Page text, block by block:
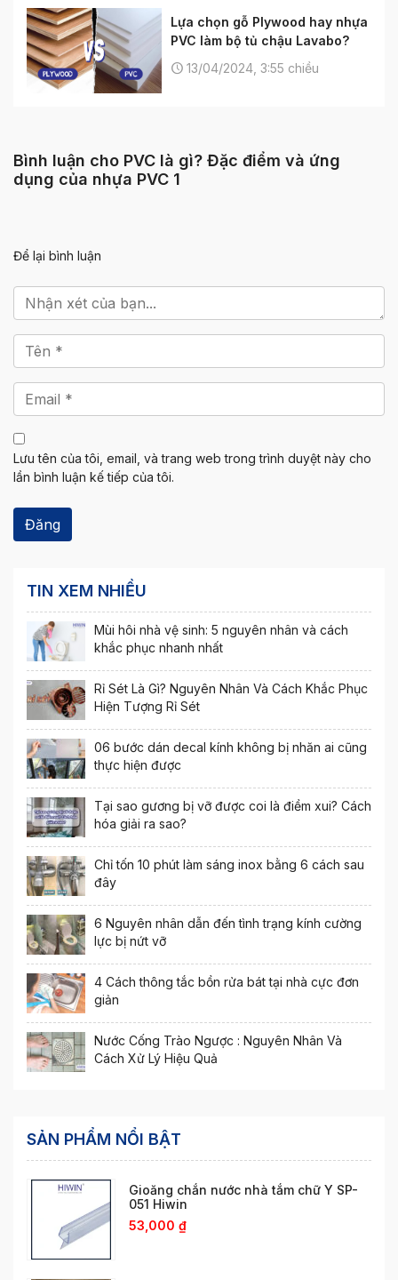
Lựa chọn gỗ Plywood hay nhựa
PVC làm bộ tủ chậu Lavabo?
13/04/2024, 3:55 chiều
Bình luận cho PVC là gì? Đặc điểm và ứng
dụng của nhựa PVC 1
Để lại bình luận
Lưu tên của tôi, email, và trang web trong trình duyệt này cho
lần bình luận kế tiếp của tôi.
TIN XEM NHIỀU
Mùi hôi nhà vệ sinh: 5 nguyên nhân và cách
khắc phục nhanh nhất
Rỉ Sét Là Gì? Nguyên Nhân Và Cách Khắc Phục
Hiện Tượng Rỉ Sét
06 bước dán decal kính không bị nhăn ai cũng
thực hiện được
Tại sao gương bị vỡ được coi là điềm xui? Cách
hóa giải ra sao?
Chỉ tốn 10 phút làm sáng inox bằng 6 cách sau
đây
6 Nguyên nhân dẫn đến tình trạng kính cường
lực bị nứt vỡ
4 Cách thông tắc bồn rửa bát tại nhà cực đơn
giản
Nước Cống Trào Ngược : Nguyên Nhân Và
Cách Xử Lý Hiệu Quả
SẢN PHẨM NỔI BẬT
Gioăng chắn nước nhà tắm chữ Y SP-
051 Hiwin
53,000 ₫